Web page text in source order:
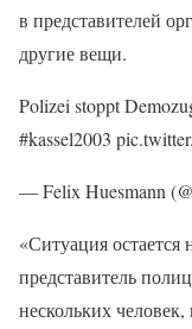
в представителей
другие вещи.
Polizei stoppt
#kassel2003
— Felix Huesmann
«Ситуация
представитель
нескольких